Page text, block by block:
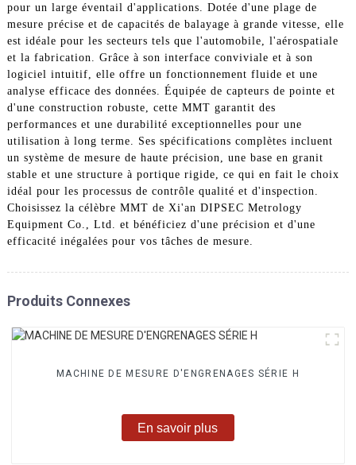
pour un large éventail d'applications. Dotée d'une plage de
mesure précise et de capacités de balayage à grande vitesse, elle
est idéale pour les secteurs tels que l'automobile, l'aérospatiale
et la fabrication. Grâce à son interface conviviale et à son
logiciel intuitif, elle offre un fonctionnement fluide et une
analyse efficace des données. Équipée de capteurs de pointe et
d'une construction robuste, cette MMT garantit des
performances et une durabilité exceptionnelles pour une
utilisation à long terme. Ses spécifications complètes incluent
un système de mesure de haute précision, une base en granit
stable et une structure à portique rigide, ce qui en fait le choix
idéal pour les processus de contrôle qualité et d'inspection.
Choisissez la célèbre MMT de Xi'an DIPSEC Metrology
Equipment Co., Ltd. et bénéficiez d'une précision et d'une
efficacité inégalées pour vos tâches de mesure.
Produits Connexes
MACHINE DE MESURE D'ENGRENAGES SÉRIE H
En savoir plus